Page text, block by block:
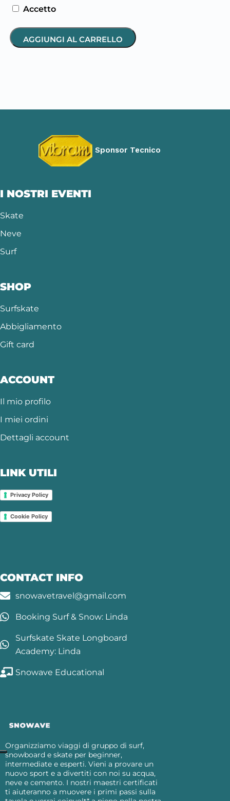
Accetto
AGGIUNGI AL CARRELLO
Sponsor Tecnico
I NOSTRI EVENTI
Skate
Neve
Surf
SHOP
Surfskate
Abbigliamento
Gift card
ACCOUNT
Il mio profilo
I miei ordini
Dettagli account
LINK UTILI
Privacy Policy
Cookie Policy
CONTACT INFO
snowavetravel@gmail.com
Booking Surf & Snow: Linda
Surfskate Skate Longboard
Academy: Linda
Snowave Educational
Organizziamo viaggi di gruppo di surf,
snowboard e skate per beginner,
intermediate e esperti. Vieni a provare un
nuovo sport e a divertiti con noi su acqua,
neve e cemento. I nostri maestri certificati
ti aiuteranno a muovere i primi passi sulla